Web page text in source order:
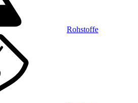
Rohstoffe